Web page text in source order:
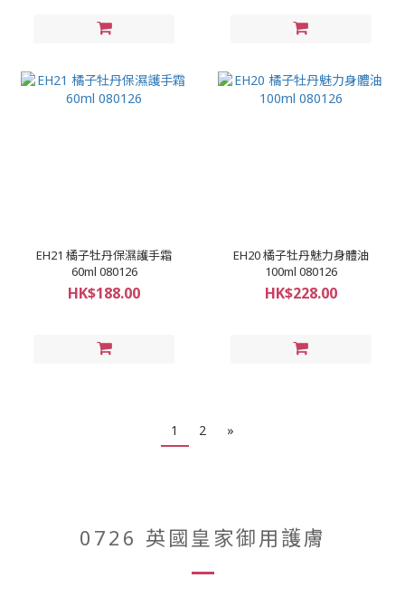
EH21 橘子牡丹保濕護手霜
60ml 080126
HK$188.00
EH20 橘子牡丹魅力身體油
100ml 080126
HK$228.00
1 2 »
0726 英國皇家御用護膚